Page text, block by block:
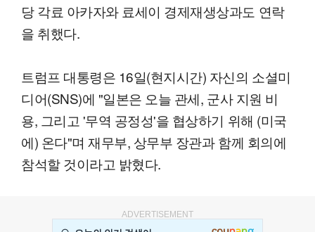
당 각료 아카자와 료세이 경제재생상과도 연락
을 취했다.
트럼프 대통령은 16일(현지시간) 자신의 소셜미
디어(SNS)에 "일본은 오늘 관세, 군사 지원 비
용, 그리고 '무역 공정성'을 협상하기 위해 (미국
에) 온다"며 재무부, 상무부 장관과 함께 회의에
참석할 것이라고 밝혔다.
ADVERTISEMENT